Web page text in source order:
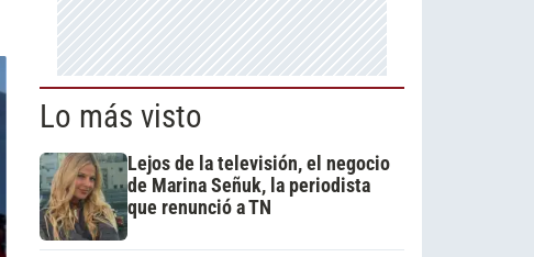
Lo más visto
Lejos de la televisión, el negocio
de Marina Señuk, la periodista
que renunció a TN